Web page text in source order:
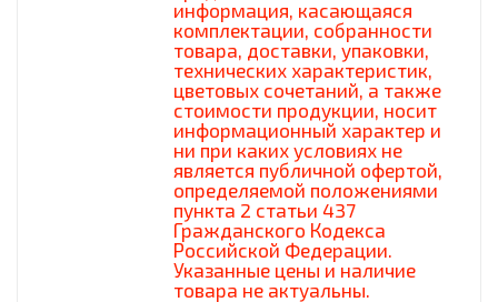
информация, касающаяся
комплектации, собранности
товара, доставки, упаковки,
технических характеристик,
цветовых сочетаний, а также
стоимости продукции, носит
информационный характер и
ни при каких условиях не
является публичной офертой,
определяемой положениями
пункта 2 статьи 437
Гражданского Кодекса
Российской Федерации.
Указанные цены и наличие
товара не актуальны.